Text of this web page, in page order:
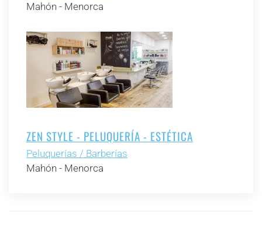
Mahón - Menorca
ZEN STYLE - PELUQUERÍA - ESTÉTICA
Peluquerías / Barberías
Mahón - Menorca